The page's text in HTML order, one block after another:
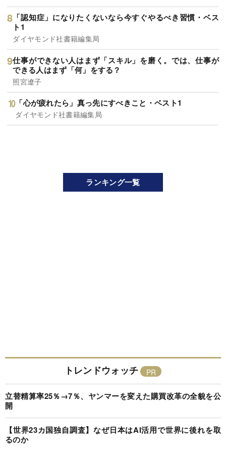
「認知症」になりたくないなら今すぐやるべき習慣・ベス
ト1
ダイヤモンド社書籍編集局
仕事ができない人はまず「スキル」を磨く。では、仕事が
できる人はまず「何」をする？
照宮遼子
「心が疲れたら」真っ先にすべきこと・ベスト1
ダイヤモンド社書籍編集局
ランキング一覧
トレンドウォッチ
立替精算率25％→7％、ヤンマーを変えた購買改革の全貌を公
開
【世界23カ国独自調査】なぜ日本はAI活用で世界に後れを取
るのか